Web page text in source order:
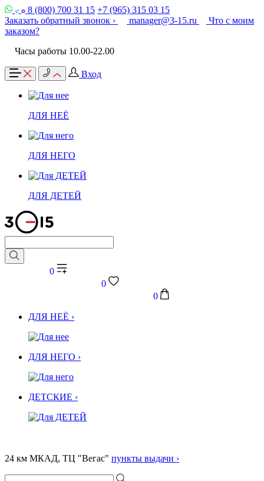
8 (800) 700 31 15 +7 (965) 315 03 15
Заказать обратный звонок ›
manager@3-15.ru
Что с моим
заказом?
Часы работы 10.00-22.00
Вход
ДЛЯ НЕЁ
ДЛЯ НЕГО
ДЛЯ ДЕТЕЙ
0
0
0
ДЛЯ НЕЁ ›
ДЛЯ НЕГО ›
ДЕТСКИЕ ›
24 км МКАД, ТЦ "Вегас" пункты выдачи ›